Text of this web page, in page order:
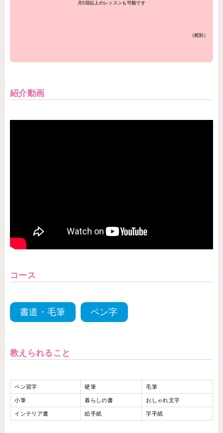
月5回以上のレッスンも可能です
（税別）
紹介動画
コース
書道・毛筆 ペン字
教えられること
ペン習字 硬筆 毛筆
小筆 暮らしの書 おしゃれ文字
インテリア書 絵手紙 字手紙